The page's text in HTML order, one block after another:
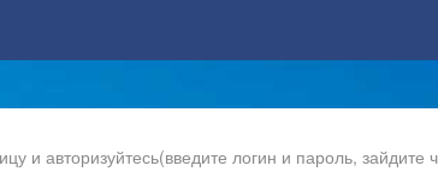
и авторизуйтесь(введите логин и пароль, зайдите